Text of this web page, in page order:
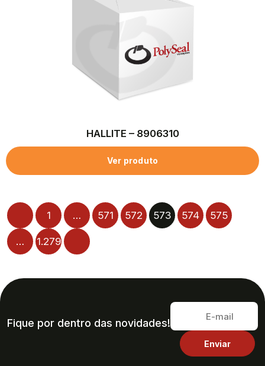
HALLITE – 8906310
Ver produto
1 … 571 572 573 574 575
… 1.279
Fique por dentro das novidades!